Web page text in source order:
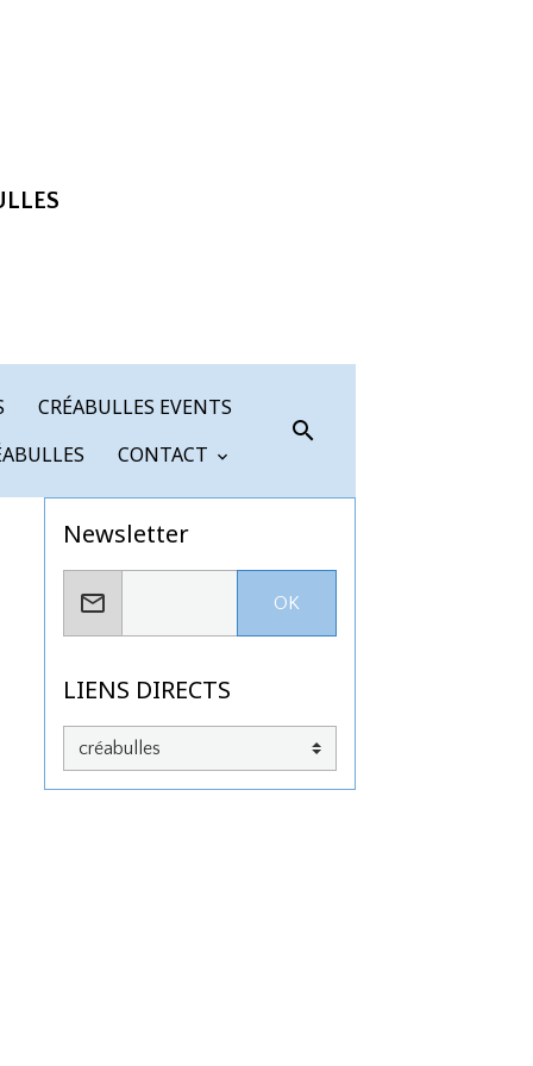
CRÉABULLES EVENTS
CONTACT
Newsletter
OK
LIENS DIRECTS